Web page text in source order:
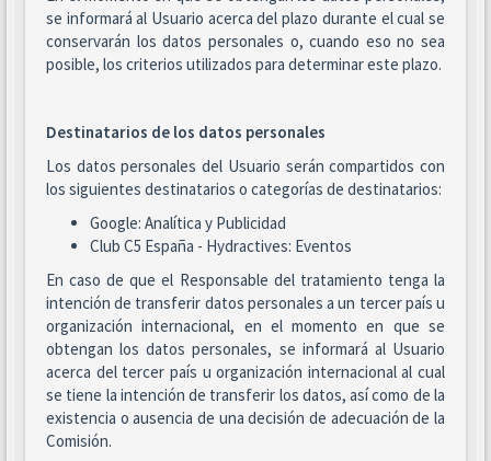
se informará al Usuario acerca del plazo durante el cual se
conservarán los datos personales o, cuando eso no sea
posible, los criterios utilizados para determinar este plazo.
Destinatarios de los datos personales
Los datos personales del Usuario serán compartidos con
los siguientes destinatarios o categorías de destinatarios:
Google: Analítica y Publicidad
Club C5 España - Hydractives: Eventos
En caso de que el Responsable del tratamiento tenga la
intención de transferir datos personales a un tercer país u
organización internacional, en el momento en que se
obtengan los datos personales, se informará al Usuario
acerca del tercer país u organización internacional al cual
se tiene la intención de transferir los datos, así como de la
existencia o ausencia de una decisión de adecuación de la
Comisión.